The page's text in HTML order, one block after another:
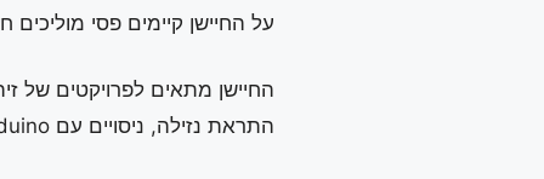
על החיישן קיימים פסי
החיישן מתאים לפרויקטים של
התראת נזילה, ניסויים עם Arduino ו-ESP32 ומערכות ניטור פשוטות.